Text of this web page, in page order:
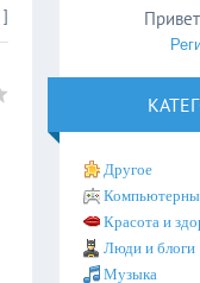
]
Другое
Красота и
Люди и блоги
Музыка